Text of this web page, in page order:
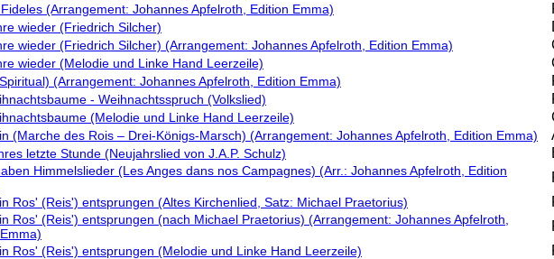
(Arrangement: Johannes Apfelroth, Edition Emma)
wieder (Friedrich Silcher)
wieder (Friedrich Silcher) (Arrangement: Johannes Apfelroth, Edition Emma)
wieder (Melodie und Linke Hand Leerzeile)
(Arrangement: Johannes Apfelroth, Edition Emma)
- Weihnachtsspruch (Volkslied)
(Melodie und Linke Hand Leerzeile)
(Marche des Rois – Drei-Königs-Marsch) (Arrangement: Johannes Apfelroth, Edition Emma)
letzte Stunde (Neujahrslied von J.A.P. Schulz)
Himmelslieder (Les Anges dans nos Campagnes) (Arr.: Johannes Apfelroth, Edition
Ros' (Reis') entsprungen (Altes Kirchenlied, Satz: Michael Praetorius)
Ros' (Reis') entsprungen (nach Michael Praetorius) (Arrangement: Johannes Apfelroth,
Ros' (Reis') entsprungen (Melodie und Linke Hand Leerzeile)